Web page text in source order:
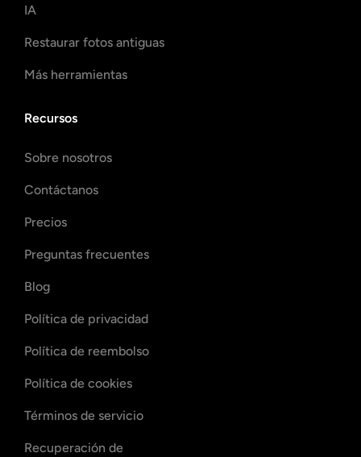
IA
Restaurar fotos antiguas
Más herramientas
Recursos
Sobre nosotros
Contáctanos
Precios
Preguntas frecuentes
Blog
Política de privacidad
Política de reembolso
Política de cookies
Términos de servicio
Recuperación de